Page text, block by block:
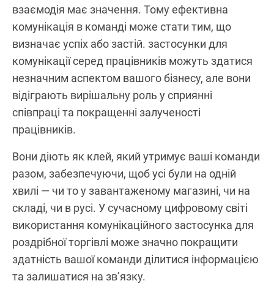
взаємодія має значення. Тому ефективна
комунікація в команді може стати тим, що
визначає успіх або застій. застосунки для
комунікації серед працівників можуть здатися
незначним аспектом вашого бізнесу, але вони
відіграють вирішальну роль у сприянні
співпраці та покращенні залученості
працівників.
Вони діють як клей, який утримує ваші команди
разом, забезпечуючи, щоб усі були на одній
хвилі — чи то у завантаженому магазині, чи на
складі, чи в русі. У сучасному цифровому світі
використання комунікаційного застосунка для
роздрібної торгівлі може значно покращити
здатність вашої команди ділитися інформацією
та залишатися на зв’язку.